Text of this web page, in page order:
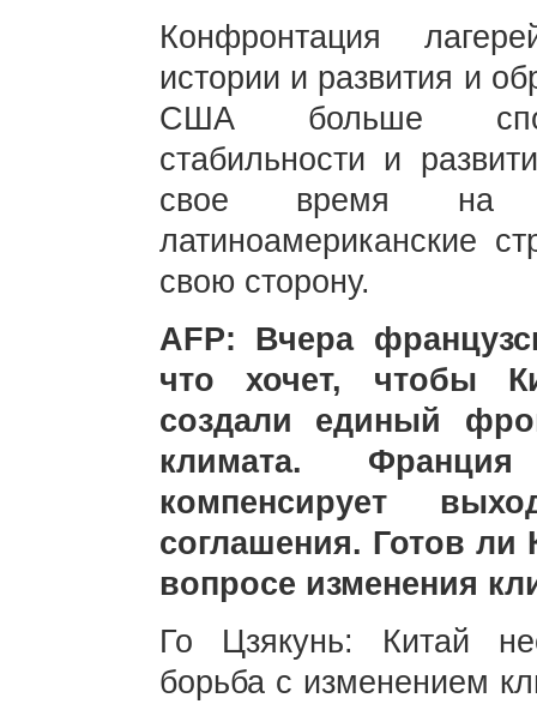
Конфронтация
истории и развития и
США больше
стабильности и
свое время на
латиноамериканские
свою сторону.
AFP: Вчера
что хочет, чтобы
создали единый
климата.
компенсирует
соглашения. Готов ли
вопросе изменения
Го Цзякунь: Китай
борьба с изменением